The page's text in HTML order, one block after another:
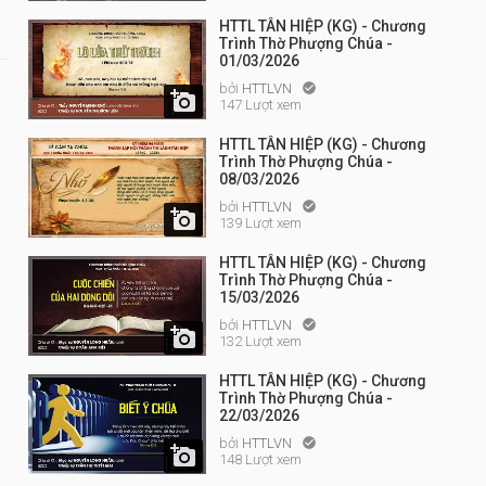

HTTL TÂN HIỆP (KG) - Chương
Trình Thờ Phượng Chúa -
01/03/2026
bởi HTTLVN 
147 Lượt xem

HTTL TÂN HIỆP (KG) - Chương
Trình Thờ Phượng Chúa -
08/03/2026
bởi HTTLVN 
139 Lượt xem

HTTL TÂN HIỆP (KG) - Chương
Trình Thờ Phượng Chúa -
15/03/2026
bởi HTTLVN 
132 Lượt xem

HTTL TÂN HIỆP (KG) - Chương
Trình Thờ Phượng Chúa -
22/03/2026
bởi HTTLVN 
148 Lượt xem